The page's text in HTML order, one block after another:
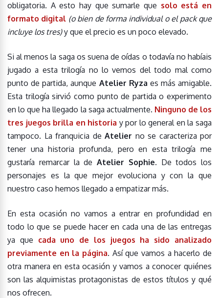
obligatoria. A esto hay que sumarle que solo está en
formato digital (o bien de forma individual o el pack que
incluye los tres)y que el precio es un poco elevado.
Si al menos la saga os suena de oídas o todavía no habíais
jugado a esta trilogía no lo vemos del todo mal como
punto de partida, aunque Atelier Ryza es más amigable.
Esta trilogía sirvió como punto de partida o experimento
en lo que ha llegado la saga actualmente. Ninguno de los
tres juegos brilla en historia y por lo general en la saga
tampoco. La franquicia de Atelier no se caracteriza por
tener una historia profunda, pero en esta trilogía me
gustaría remarcar la de Atelier Sophie. De todos los
personajes es la que mejor evoluciona y con la que
nuestro caso hemos llegado a empatizar más.
En esta ocasión no vamos a entrar en profundidad en
todo lo que se puede hacer en cada una de las entregas
ya que cada uno de los juegos ha sido analizado
previamente en la página. Así que vamos a hacerlo de
otra manera en esta ocasión y vamos a conocer quiénes
son las alquimistas protagonistas de estos títulos y qué
nos ofrecen.